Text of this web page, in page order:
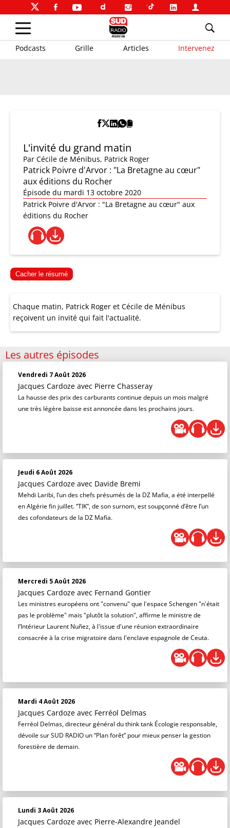
Podcasts Grille Articles Intervenez
L'invité du grand matin
Par Cécile de Ménibus, Patrick Roger
Patrick Poivre d'Arvor : "La Bretagne au cœur"
aux éditions du Rocher
Épisode du mardi 13 octobre 2020
Patrick Poivre d'Arvor : "La Bretagne au cœur" aux
éditions du Rocher
Cacher le résumé
Chaque matin, Patrick Roger et Cécile de Ménibus
reçoivent un invité qui fait l'actualité.
Les autres épisodes
Vendredi 7 Août 2026
Jacques Cardoze avec Pierre Chasseray
La hausse des prix des carburants continue depuis un mois malgré
une très légère baisse est annoncée dans les prochains jours.
Jeudi 6 Août 2026
Jacques Cardoze avec Davide Bremi
Mehdi Laribi, l’un des chefs présumés de la DZ Mafia, a été interpellé
en Algérie fin juillet. “TIK”, de son surnom, est soupçonné d’être l’un
des cofondateurs de la DZ Mafia.
Mercredi 5 Août 2026
Jacques Cardoze avec Fernand Gontier
Les ministres européens ont "convenu" que l'espace Schengen "n'était
pas le problème" mais "plutôt la solution", affirme le ministre de
l’Intérieur Laurent Nuñez, à l'issue d'une réunion extraordinaire
consacrée à la crise migratoire dans l'enclave espagnole de Ceuta.
Mardi 4 Août 2026
Jacques Cardoze avec Ferréol Delmas
Ferréol Delmas, directeur général du think tank Écologie responsable,
dévoile sur SUD RADIO un “Plan forêt” pour mieux penser la gestion
forestière de demain.
Lundi 3 Août 2026
Jacques Cardoze avec Pierre-Alexandre Jeandel